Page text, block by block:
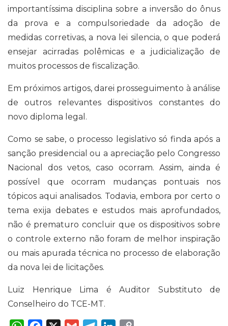
importantíssima disciplina sobre a inversão do ônus
da prova e a compulsoriedade da adoção de
medidas corretivas, a nova lei silencia, o que poderá
ensejar acirradas polêmicas e a judicialização de
muitos processos de fiscalização.
Em próximos artigos, darei prosseguimento à análise
de outros relevantes dispositivos constantes do
novo diploma legal.
Como se sabe, o processo legislativo só finda após a
sanção presidencial ou a apreciação pelo Congresso
Nacional dos vetos, caso ocorram. Assim, ainda é
possível que ocorram mudanças pontuais nos
tópicos aqui analisados. Todavia, embora por certo o
tema exija debates e estudos mais aprofundados,
não é prematuro concluir que os dispositivos sobre
o controle externo não foram de melhor inspiração
ou mais apurada técnica no processo de elaboração
da nova lei de licitações.
Luiz Henrique Lima é Auditor Substituto de
Conselheiro do TCE-MT.
W
F
X
G
T
L